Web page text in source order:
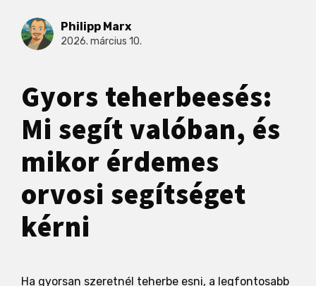
Philipp Marx
2026. március 10.
Gyors teherbeesés:
Mi segít valóban, és
mikor érdemes
orvosi segítséget
kérni
Ha gyorsan szeretnél teherbe esni, a legfontosabb